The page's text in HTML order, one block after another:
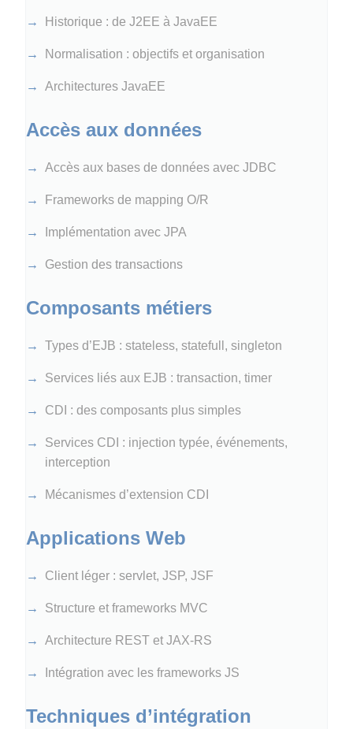
Historique : de J2EE à JavaEE
Normalisation : objectifs et organisation
Architectures JavaEE
Accès aux données
Accès aux bases de données avec JDBC
Frameworks de mapping O/R
Implémentation avec JPA
Gestion des transactions
Composants métiers
Types d’EJB : stateless, statefull, singleton
Services liés aux EJB : transaction, timer
CDI : des composants plus simples
Services CDI : injection typée, événements,
interception
Mécanismes d’extension CDI
Applications Web
Client léger : servlet, JSP, JSF
Structure et frameworks MVC
Architecture REST et JAX-RS
Intégration avec les frameworks JS
Techniques d’intégration